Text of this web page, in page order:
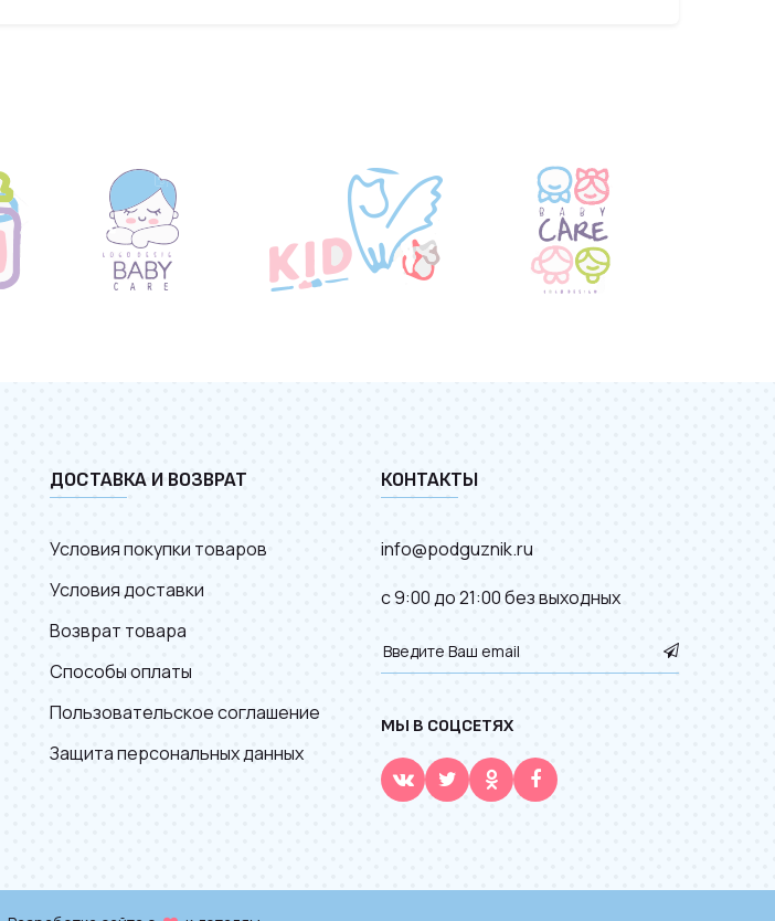
ДОСТАВКА И ВОЗВРАТ
Условия покупки товаров
Условия доставки
Возврат товара
Способы оплаты
Пользовательское соглашение
Защита персональных данных
КОНТАКТЫ
info@podguznik.ru
с 9:00 до 21:00 без выходных
МЫ В СОЦСЕТЯХ